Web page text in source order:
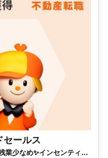
セールス
業少なめ✨インセンティブ